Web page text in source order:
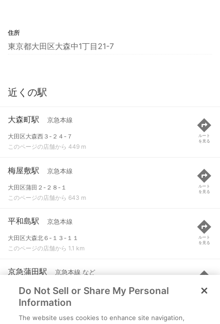
住所
東京都大田区大森中1丁目21-7
近くの駅
大森町駅 京急本線
大田区大森西３-２４-７
このページの店舗から 449 m
ルート
を見る
梅屋敷駅 京急本線
大田区蒲田２-２８-１
このページの店舗から 643 m
ルート
を見る
平和島駅 京急本線
大田区大森北６-１３-１１
このページの店舗から 1.1 km
ルート
を見る
京急蒲田駅 京急本線 など
大田区蒲田４-５０-１０
このページの店舗から 1.4 km
ルート
を見る
Do Not Sell or Share My Personal
Information
The website uses cookies to enhance site navigation,